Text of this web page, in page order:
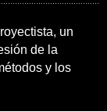
un
de la
y los